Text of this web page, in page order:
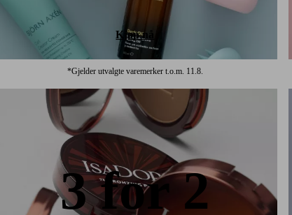
Kjøp nå
*Gjelder utvalgte varemerker t.o.m. 11.8.
3 for 2